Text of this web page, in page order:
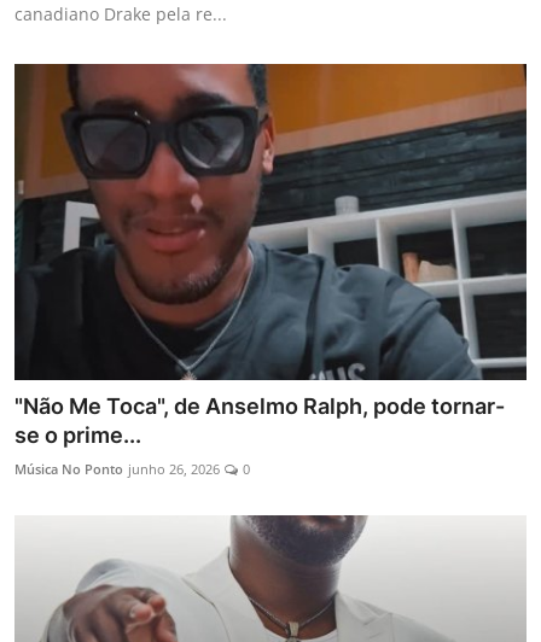
canadiano Drake pela re...
"Não Me Toca", de Anselmo Ralph, pode tornar-
se o prime...
Música No Ponto junho 26, 2026 0